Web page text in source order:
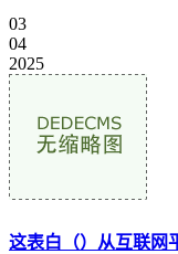
03
04
2025
这表白（）从互联网